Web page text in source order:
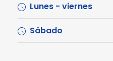
Lunes - viernes
Sábado